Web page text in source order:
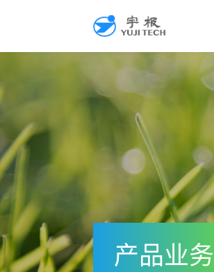
产品业务